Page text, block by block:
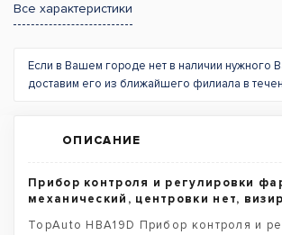
Все характеристики
Если в Вашем городе нет в наличии нужного
доставим его из ближайшего филиала в
ОПИСАНИЕ
Прибор контроля и регулировки
механический, центровки нет,
TopAuto HBA19D Прибор контроля и